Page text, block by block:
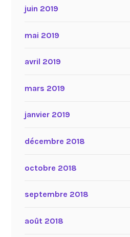
juin 2019
mai 2019
avril 2019
mars 2019
janvier 2019
décembre 2018
octobre 2018
septembre 2018
août 2018